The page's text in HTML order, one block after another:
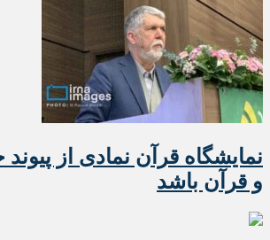
نمایشگاه قرآن نمادی از
و قرآن باشد